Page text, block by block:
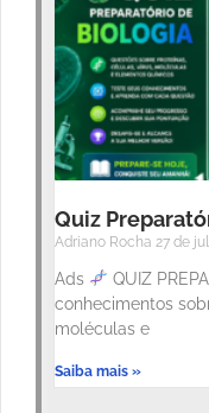
Quiz
Adriano Rocha 27 de
Ads
QUIZ
conhecimentos
moléculas e
Saiba mais »